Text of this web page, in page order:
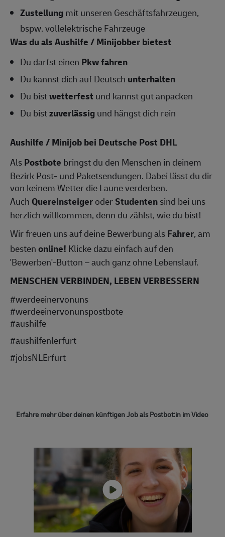
Zustellungmit unseren Geschäftsfahrzeugen,
bspw. vollelektrische Fahrzeuge
Was du als Aushilfe / Minijobber bietest
Du darfst einen Pkw fahren
Du kannst dich auf Deutsch unterhalten
Du bistwetterfest und kannst gut anpacken
Du bistzuverlässigund hängst dich rein
Aushilfe / Minijob bei Deutsche Post DHL
AlsPostbote bringst du den Menschen in deinem
Bezirk Post- und Paketsendungen. Dabei lässt du dir
von keinem Wetter die Laune verderben.
Auch QuereinsteigeroderStudentensind bei uns
herzlich willkommen, denn du zählst, wie du bist!
Wir freuen uns auf deine Bewerbung alsFahrer, am
bestenonline! Klicke dazu einfach auf den
'Bewerben'-Button – auch ganz ohne Lebenslauf.
MENSCHEN VERBINDEN, LEBEN VERBESSERN
#werdeeinervonuns
#werdeeinervonunspostbote
#aushilfe
#aushilfenlerfurt
#jobsNLErfurt
Erfahre mehr über deinen künftigen Job als Postbot:in im Video